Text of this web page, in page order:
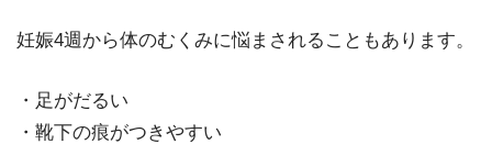
妊娠4週から体のむくみに悩まされることもあります。
・足がだるい
・靴下の痕がつきやすい